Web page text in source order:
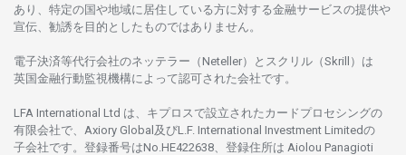
あり、 特定の国や地域に 居住している方に対する金融サービスの提供や
宣伝、 勧誘を 目的としたものではありません。
電子決済等代行会社のネッテラー （Neteller）と スクリル （Skrill）は
英国金融行動監視機構に よって認可さ れた会社です。
LFA International Ltd は、 キプロスで設立さ れた カードプロセシングの
有限会社で、Axiory Global及びL.F. International Investment Limitedの
子会社です。 登録番号はNo.HE422638、 登録住所は Aiolou Panagioti